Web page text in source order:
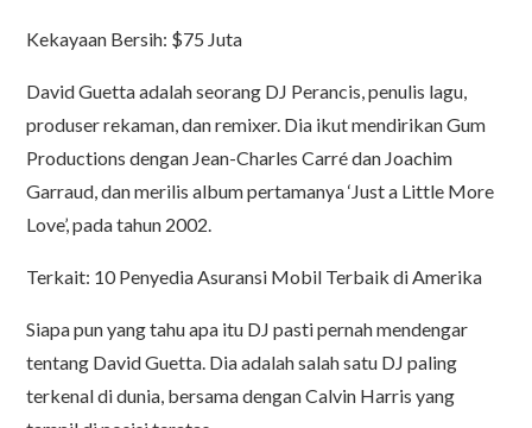
Kekayaan Bersih: $75 Juta
David Guetta adalah seorang DJ Perancis, penulis lagu,
produser rekaman, dan remixer. Dia ikut mendirikan Gum
Productions dengan Jean-Charles Carré dan Joachim
Garraud, dan merilis album pertamanya ‘Just a Little More
Love’, pada tahun 2002.
Terkait: 10 Penyedia Asuransi Mobil Terbaik di Amerika
Siapa pun yang tahu apa itu DJ pasti pernah mendengar
tentang David Guetta. Dia adalah salah satu DJ paling
terkenal di dunia, bersama dengan Calvin Harris yang